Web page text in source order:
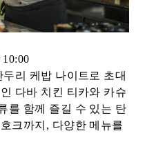
리 케밥 나이트로 초대
다바 치킨 티카와 카슈
를 함께 즐길 수 있는 탄
크까지, 다양한 메뉴를